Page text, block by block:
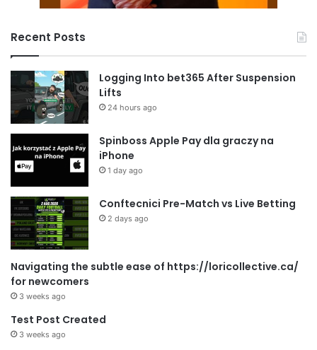
Recent Posts
Logging Into bet365 After Suspension
Lifts
24 hours ago
Spinboss Apple Pay dla graczy na
iPhone
1 day ago
Conftecnici Pre-Match vs Live Betting
2 days ago
Navigating the subtle ease of https://loricollective.ca/
for newcomers
3 weeks ago
Test Post Created
3 weeks ago